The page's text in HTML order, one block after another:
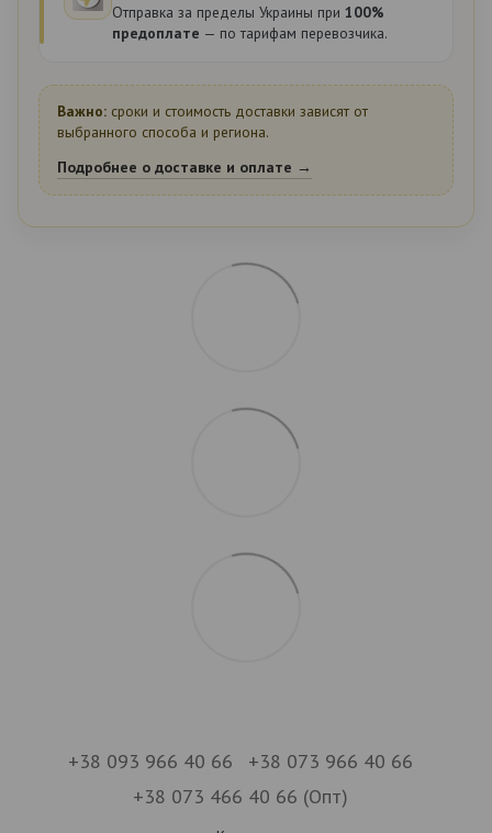
Отправка за пределы Украины при 100%
предоплате — по тарифам перевозчика.
Важно: сроки и стоимость доставки зависят от
выбранного способа и региона.
Подробнее о доставке и оплате →
+38 093 966 40 66
+38 073 966 40 66
+38 073 466 40 66 (Опт)